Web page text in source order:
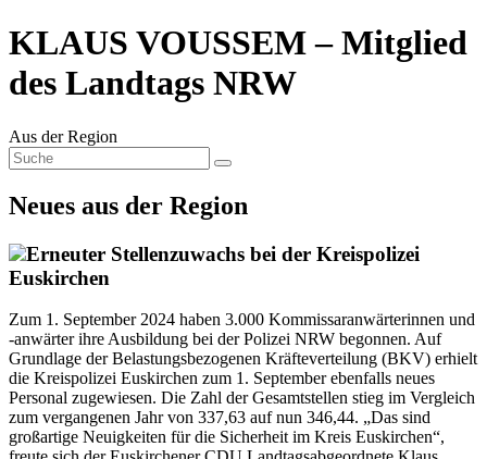
KLAUS VOUSSEM – Mitglied
des Landtags NRW
Aus der Region
Neues aus der Region
Erneuter Stellenzuwachs bei der Kreispolizei
Euskirchen
Zum 1. September 2024 haben 3.000 Kommissaranwärterinnen und
-anwärter ihre Ausbildung bei der Polizei NRW begonnen. Auf
Grundlage der Belastungsbezogenen Kräfteverteilung (BKV) erhielt
die Kreispolizei Euskirchen zum 1. September ebenfalls neues
Personal zugewiesen. Die Zahl der Gesamtstellen stieg im Vergleich
zum vergangenen Jahr von 337,63 auf nun 346,44. „Das sind
großartige Neuigkeiten für die Sicherheit im Kreis Euskirchen“,